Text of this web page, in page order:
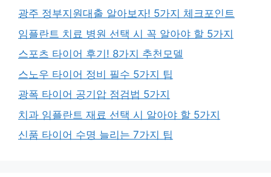
광주 정부지원대출 알아보자! 5가지 체크포인트
임플란트 치료 병원 선택 시 꼭 알아야 할 5가지
스포츠 타이어 후기! 8가지 추천모델
스노우 타이어 정비 필수 5가지 팁
광폭 타이어 공기압 점검법 5가지
치과 임플란트 재료 선택 시 알아야 할 5가지
신품 타이어 수명 늘리는 7가지 팁